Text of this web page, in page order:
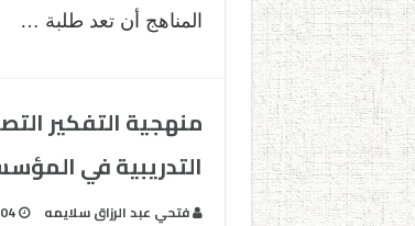
المناهج أن تعد طلبة …
منهجية التفكير
التدريبية في
فتحي عبد الرزاق سلايمه